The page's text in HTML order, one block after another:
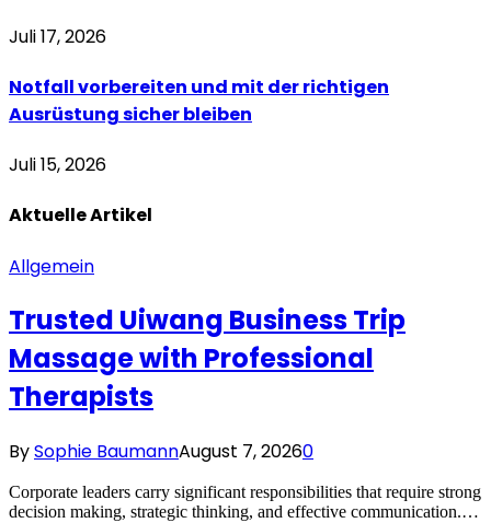
Juli 17, 2026
Notfall vorbereiten und mit der richtigen
Ausrüstung sicher bleiben
Juli 15, 2026
AktuelleArtikel
Allgemein
Trusted Uiwang Business Trip
Massage with Professional
Therapists
BySophie BaumannAugust 7, 20260
Corporate leaders carry significant responsibilities that require strong
decision making, strategic thinking, and effective communication.…